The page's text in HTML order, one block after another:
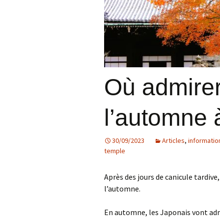
Où
l’automne
30/09/2023 Articles,
temple
Après des jours de canicule
l’automne.
En automne, les Japonais vont